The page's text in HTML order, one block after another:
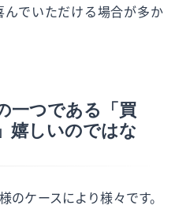
でいただける場合が多か
一つである「買
嬉しいのではな
のケースにより様々です。